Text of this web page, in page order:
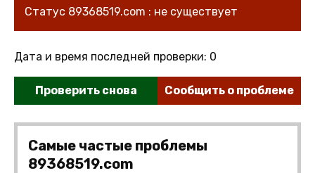
Статус 89368519.com : не существует
Дата и время последней проверки: 0
Проверить снова Сообщить о проблеме
Самые частые проблемы
89368519.com